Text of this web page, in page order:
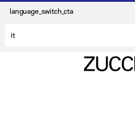
language_switch_cta